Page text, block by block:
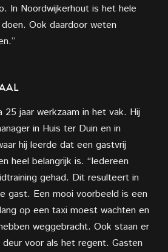
In Noordwijkerhout is het hele
Ook daardoor weten
25 jaar werkzaam in het vak. Hij
in Huis ter Duin en in
hij leerde dat een gastvrij
heel belangrijk is. “Iedereen
gehad. Dit resulteert in
gast. Een mooi voorbeeld is een
op een taxi moest wachten en
weggebracht. Ook staan er
deur voor als het regent. Gasten